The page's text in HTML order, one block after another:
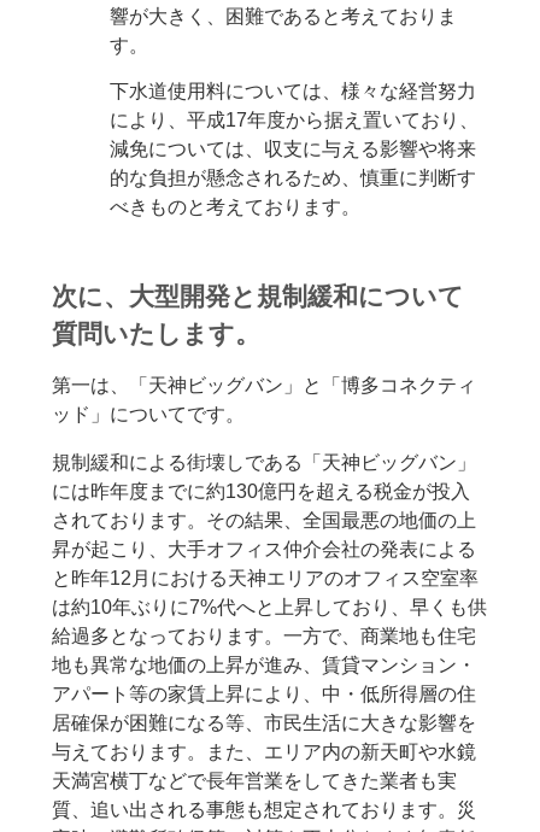
響が大きく、困難であると考えておりま
す。
下水道使用料については、様々な経営努力
により、平成17年度から据え置いており、
減免については、収支に与える影響や将来
的な負担が懸念されるため、慎重に判断す
べきものと考えております。
次に、大型開発と規制緩和について
質問いたします。
第一は、「天神ビッグバン」と「博多コネクティ
ッド」についてです。
規制緩和による街壊しである「天神ビッグバン」
には昨年度までに約130億円を超える税金が投入
されております。その結果、全国最悪の地価の上
昇が起こり、大手オフィス仲介会社の発表による
と昨年12月における天神エリアのオフィス空室率
は約10年ぶりに7%代へと上昇しており、早くも供
給過多となっております。一方で、商業地も住宅
地も異常な地価の上昇が進み、賃貸マンション・
アパート等の家賃上昇により、中・低所得層の住
居確保が困難になる等、市民生活に大きな影響を
与えております。また、エリア内の新天町や水鏡
天満宮横丁などで長年営業をしてきた業者も実
質、追い出される事態も想定されております。災